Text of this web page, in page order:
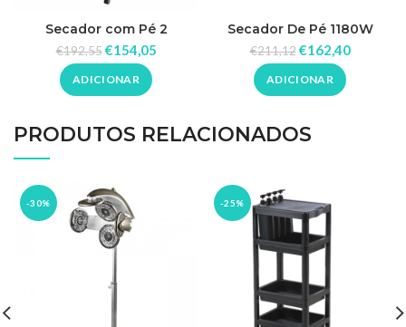
Secador com Pé 2
Velocidades Ricki Parodi
€192,55 €154,05
ADICIONAR
Secador De Pé 1180W
Homcom
€211,12 €162,40
ADICIONAR
PRODUTOS RELACIONADOS
-30% -25%